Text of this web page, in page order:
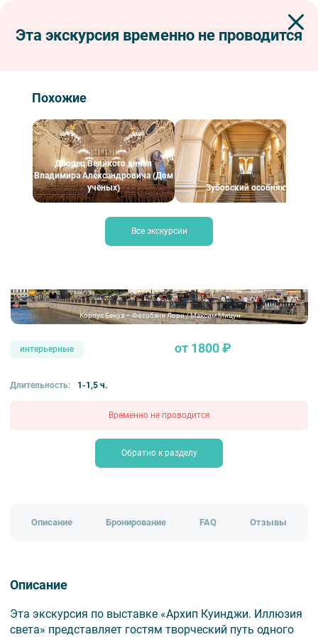
Экскурсия по выставке «Архип Куинджи.
Иллюзия света» (Русский музей)
Корпус Бенуа – Фотобанк Лори / Максим Мицун
интерьерные от 1800 ₽
Длительность: 1-1,5 ч.
Временно не проводится
Обратно к разделу
Эта экскурсия временно не проводится
Похожие
Дворец Великого князя
Владимира Александровича (Дом
учёных)
Зубовский особняк
Все экскурсии
Описание Бронирование FAQ Отзывы
Описание
Эта экскурсия по выставке «Архип Куинджи. Иллюзия
света» представляет гостям творческий путь одного